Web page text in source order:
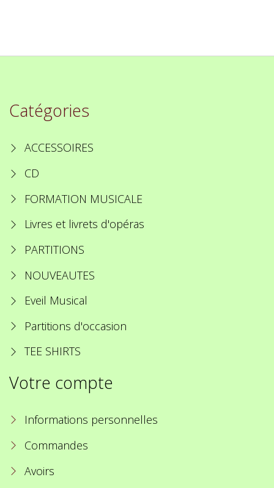
Catégories
ACCESSOIRES
CD
FORMATION MUSICALE
Livres et livrets d'opéras
PARTITIONS
NOUVEAUTES
Eveil Musical
Partitions d'occasion
TEE SHIRTS
Votre compte
Informations personnelles
Commandes
Avoirs